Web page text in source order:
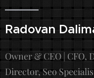
Radovan
Owner & CEO | CFO,
Director, Seo